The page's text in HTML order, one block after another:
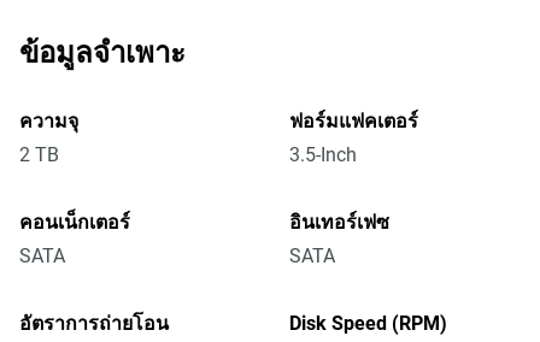
ข้อมูลจำเพาะ
ความจุ
2 TB
ฟอร์มแฟคเตอร์
3.5-Inch
คอนเน็กเตอร์
SATA
อินเทอร์เฟซ
SATA
อัตราการถ่ายโอน
Disk Speed (RPM)